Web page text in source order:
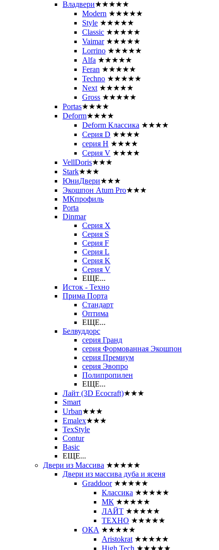
Владвери★★★★★
Modern ★★★★★
Style ★★★★★
Classic ★★★★★
Vaimar ★★★★★
Lorrino ★★★★★
Alfa ★★★★★
Feran ★★★★★
Techno ★★★★★
Next ★★★★★
Gross ★★★★★
Portas★★★★
Deform★★★★
Deform Классика ★★★★
Серия D ★★★★
серия H ★★★★
Серия V ★★★★
VellDoris★★★
Stark★★★
ЮниДвери★★★
Экошпон Atum Pro★★★
МКпрофиль
Porta
Dinmar
Серия X
Серия S
Серия F
Серия L
Серия K
Серия V
ЕЩЕ...
Исток - Техно
Прима Порта
Стандарт
Оптима
ЕЩЕ...
Белвуддорс
серия Гранд
серия Формованная Экошпон
серия Премиум
серия Эвопро
Полипропилен
ЕЩЕ...
Лайт (3D Ecocraft)★★★
Smart
Urban★★★
Emalex★★★
TexStyle
Contur
Basic
ЕЩЕ...
Двери из Массива ★★★★★
Двери из массива дуба и ясеня
Graddoor ★★★★★
Классика ★★★★★
МК ★★★★★
ЛАЙТ ★★★★★
ТЕХНО ★★★★★
ОКА ★★★★★
Aristokrat ★★★★★
High Tech ★★★★★